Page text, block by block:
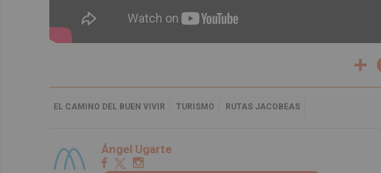
EL CAMINO DEL BUEN VIVIR TURISMO RUTAS JACOBEAS
Ángel Ugarte